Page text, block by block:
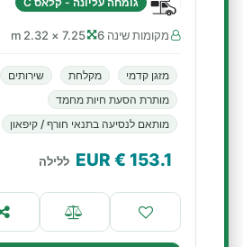
מקומות שינה 6 7.25 × 2.32 m
מזגן קדמי מקלחת
שירותים
מותרת הסעת חיות מחמד
מותאם לנסיעה בתנאי חורף / קיפאון
153.1
€ EUR ללילה